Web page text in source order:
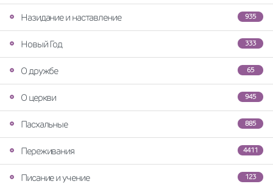
935
Назидание и наставление
333
Новый Год
65
О дружбе
945
О церкви
885
Пасхальные
4411
Переживания
123
Писание и учение